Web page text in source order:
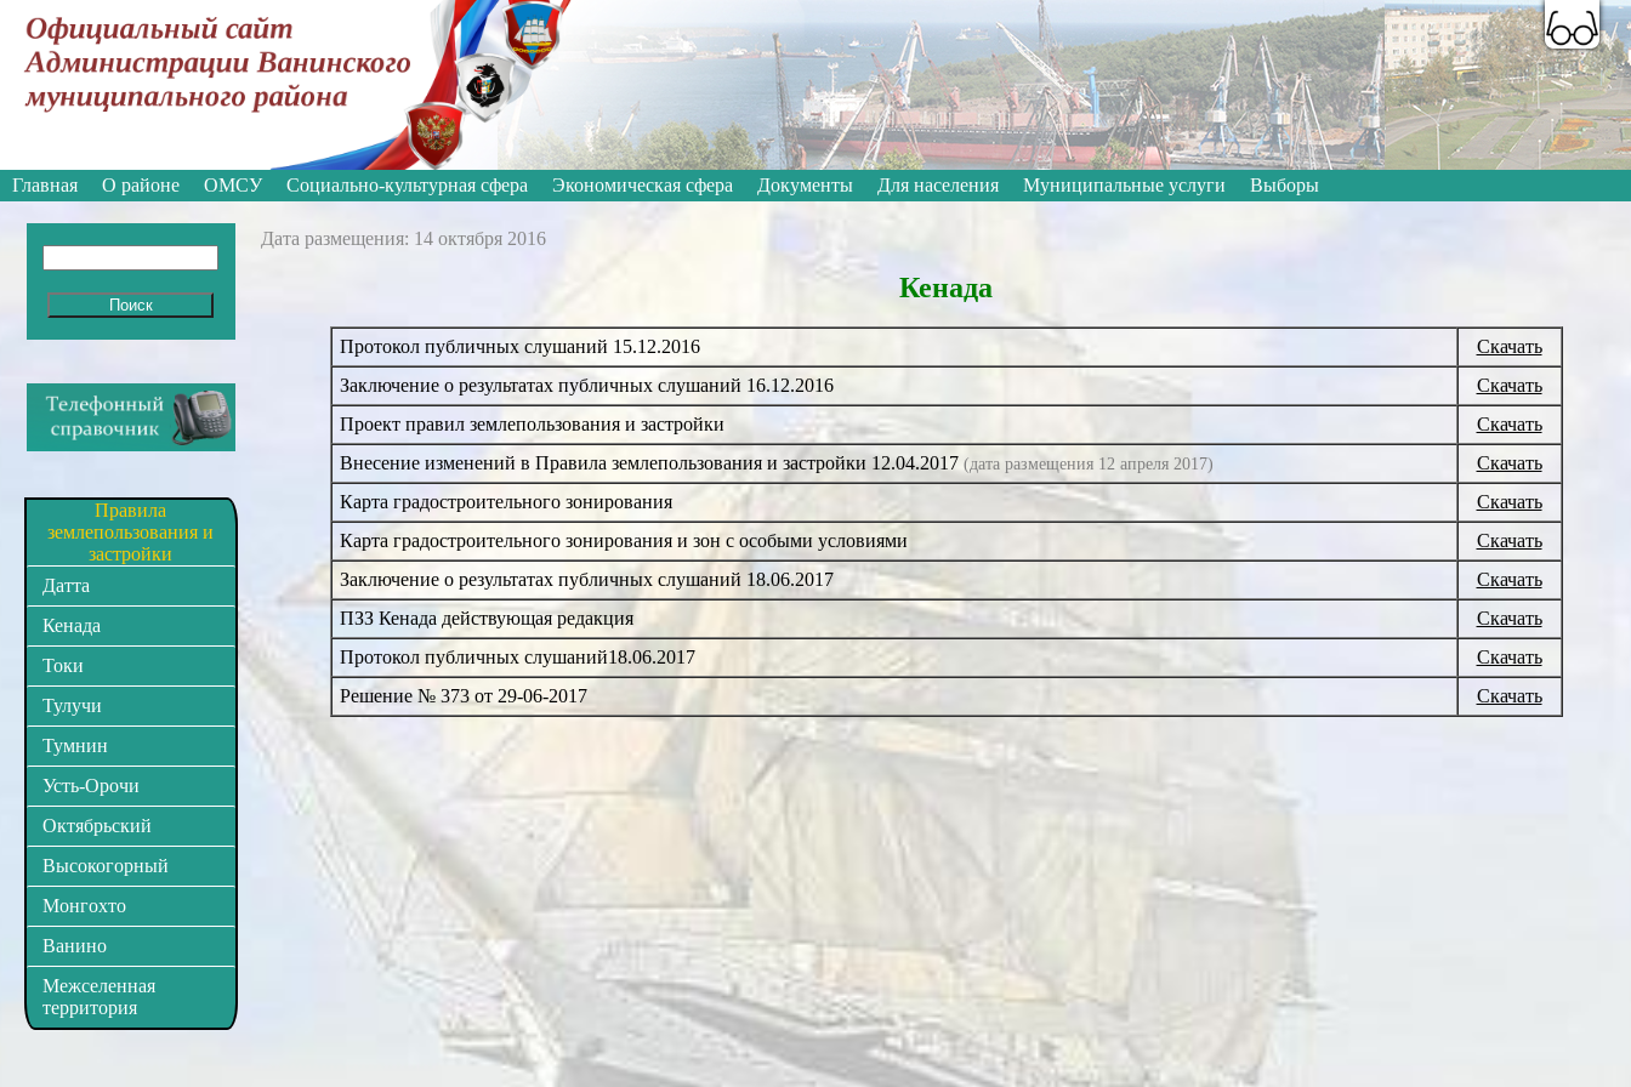
Версия для слабовидящих: Вкл Изображения: Размер шрифта: A A Цветовая схема: A A A A
Главная О районе ОМСУ Социально-культурная сфера Экономическая сфера Документы Для населения Муниципальные услуги Выборы
Правила
землепользования и
застройки
Датта
Кенада
Токи
Тулучи
Тумнин
Усть-Орочи
Октябрьский
Высокогорный
Монгохто
Ванино
Межселенная
территория
Дата размещения: 14 октября 2016
Кенада
Протокол публичных слушаний 15.12.2016
Скачать
Заключение о результатах публичных слушаний 16.12.2016
Скачать
Проект правил землепользования и застройки
Скачать
Внесение изменений в Правила землепользования и застройки 12.04.2017 (дата размещения 12 апреля 2017)
Скачать
Карта градостроительного зонирования
Скачать
Карта градостроительного зонирования и зон с особыми условиями
Скачать
Заключение о результатах публичных слушаний 18.06.2017
Скачать
ПЗЗ Кенада действующая редакция
Скачать
Протокол публичных слушаний18.06.2017
Скачать
Решение № 373 от 29-06-2017
Скачать